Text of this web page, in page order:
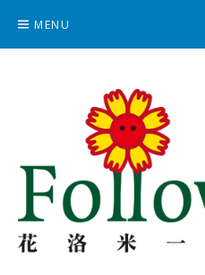
content
MENU